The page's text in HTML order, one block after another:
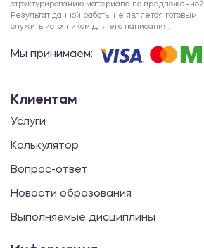
структурированию материала по
Результат данной работы не является готовым
служить источником для его написания.
Мы принимаем:
Клиентам
Услуги
Калькулятор
Вопрос-ответ
Новости образования
Выполняемые дисциплины